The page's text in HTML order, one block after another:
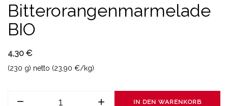
Bitterorangenmarmelade
BIO
4,30 €
(230 g) netto (23,90 €/kg)
IN DEN WARENKORB